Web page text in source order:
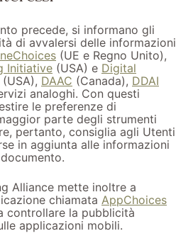
precede, si informano gli
di avvalersi delle informazioni
(UE e Regno Unito),
Initiative (USA) e Digital
(USA), DAAC (Canada), DDAI
analoghi. Con questi
le preferenze di
parte degli strumenti
pertanto, consiglia agli Utenti
in aggiunta alle informazioni
Alliance mette inoltre a
chiamata AppChoices
controllare la pubblicità
applicazioni mobili.